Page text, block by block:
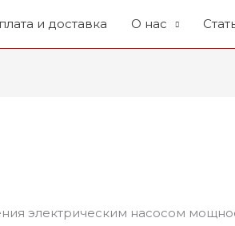
и доставка О нас
электрическим насосом